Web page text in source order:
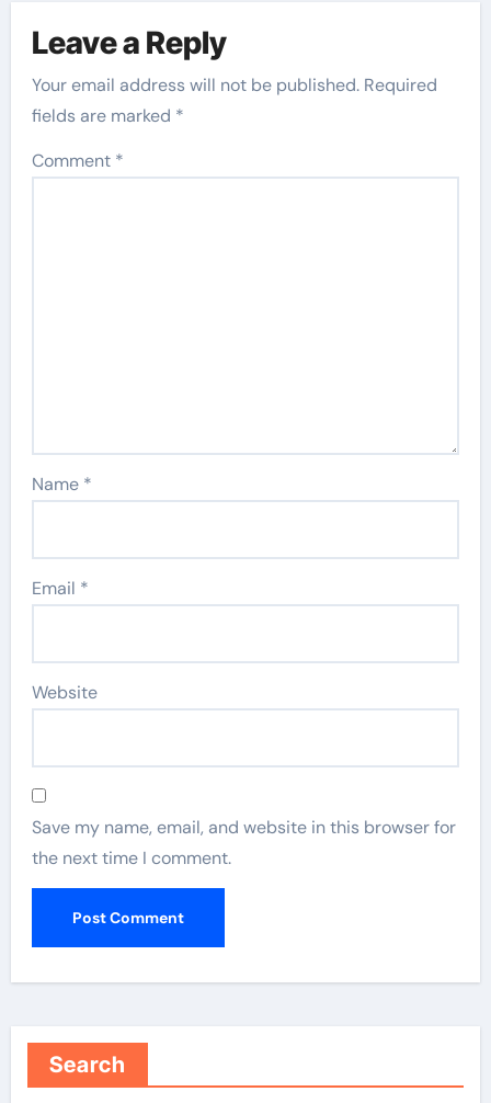
Leave a Reply
Your email address will not be published. Required
fields are marked *
Comment *
Name *
Email *
Website
Save my name, email, and website in this browser for
the next time I comment.
Search